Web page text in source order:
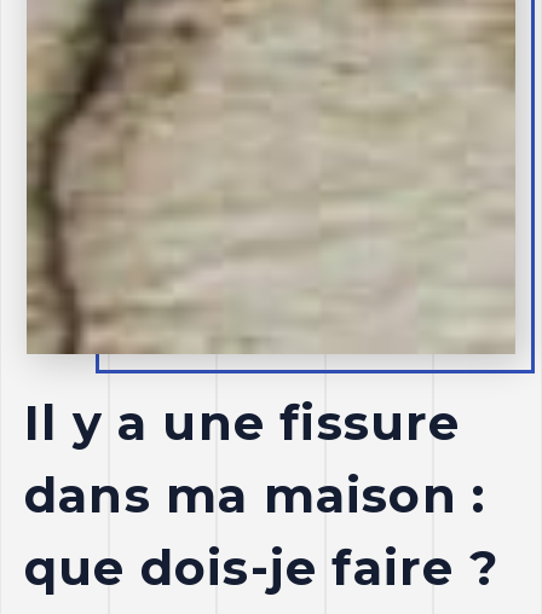
Il y a une fissure
dans ma maison :
que dois-je faire ?